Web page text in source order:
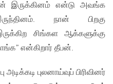
இருக்கினம் என்டு அவங்க
நான் பிறகு
சிங்கள ஆக்களுக்கு
என்கிறார் தீபன்.
அடிக்கடி புலனாய்வுப் பிரிவினர்